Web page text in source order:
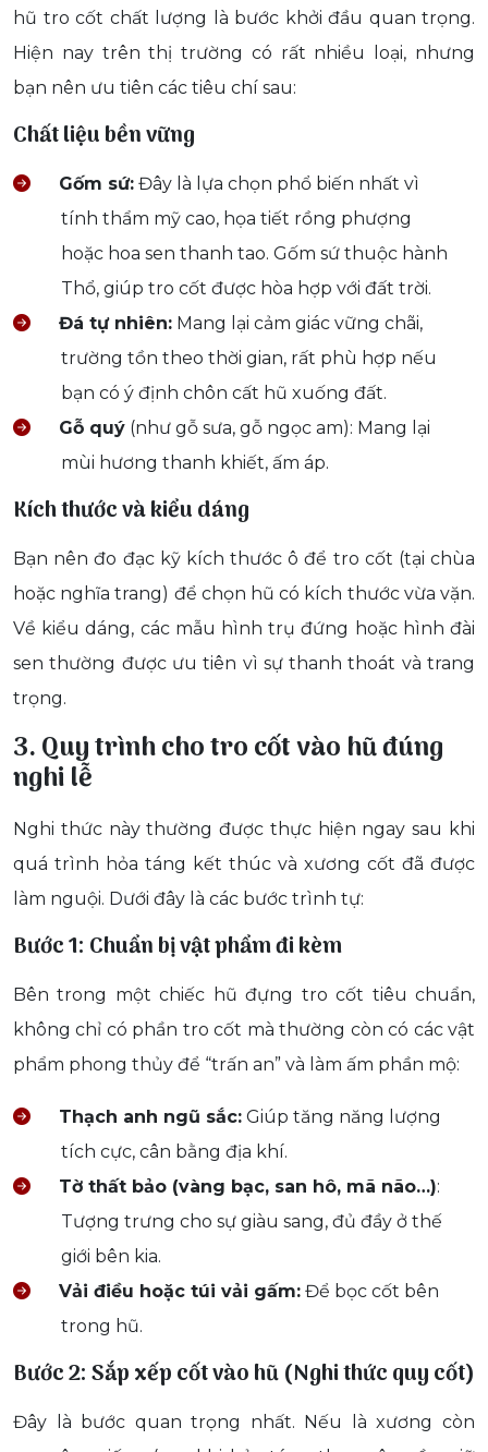
hũ tro cốt chất lượng là bước khởi đầu quan trọng.
Hiện nay trên thị trường có rất nhiều loại, nhưng
bạn nên ưu tiên các tiêu chí sau:
Chất liệu bền vững
Gốm sứ: Đây là lựa chọn phổ biến nhất vì
tính thẩm mỹ cao, họa tiết rồng phượng
hoặc hoa sen thanh tao. Gốm sứ thuộc hành
Thổ, giúp tro cốt được hòa hợp với đất trời.
Đá tự nhiên: Mang lại cảm giác vững chãi,
trường tồn theo thời gian, rất phù hợp nếu
bạn có ý định chôn cất hũ xuống đất.
Gỗ quý (như gỗ sưa, gỗ ngọc am): Mang lại
mùi hương thanh khiết, ấm áp.
Kích thước và kiểu dáng
Bạn nên đo đạc kỹ kích thước ô để tro cốt (tại chùa
hoặc nghĩa trang) để chọn hũ có kích thước vừa vặn.
Về kiểu dáng, các mẫu hình trụ đứng hoặc hình đài
sen thường được ưu tiên vì sự thanh thoát và trang
trọng.
3. Quy trình cho tro cốt vào hũ đúng
nghi lễ
Nghi thức này thường được thực hiện ngay sau khi
quá trình hỏa táng kết thúc và xương cốt đã được
làm nguội. Dưới đây là các bước trình tự:
Bước 1: Chuẩn bị vật phẩm đi kèm
Bên trong một chiếc hũ đựng tro cốt tiêu chuẩn,
không chỉ có phần tro cốt mà thường còn có các vật
phẩm phong thủy để “trấn an” và làm ấm phần mộ:
Thạch anh ngũ sắc: Giúp tăng năng lượng
tích cực, cân bằng địa khí.
Tờ thất bảo (vàng bạc, san hô, mã não…):
Tượng trưng cho sự giàu sang, đủ đầy ở thế
giới bên kia.
Vải điều hoặc túi vải gấm: Để bọc cốt bên
trong hũ.
Bước 2: Sắp xếp cốt vào hũ (Nghi thức quy cốt)
Đây là bước quan trọng nhất. Nếu là xương còn